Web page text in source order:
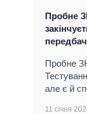
Пробне
Пробне
але є й
11 січня